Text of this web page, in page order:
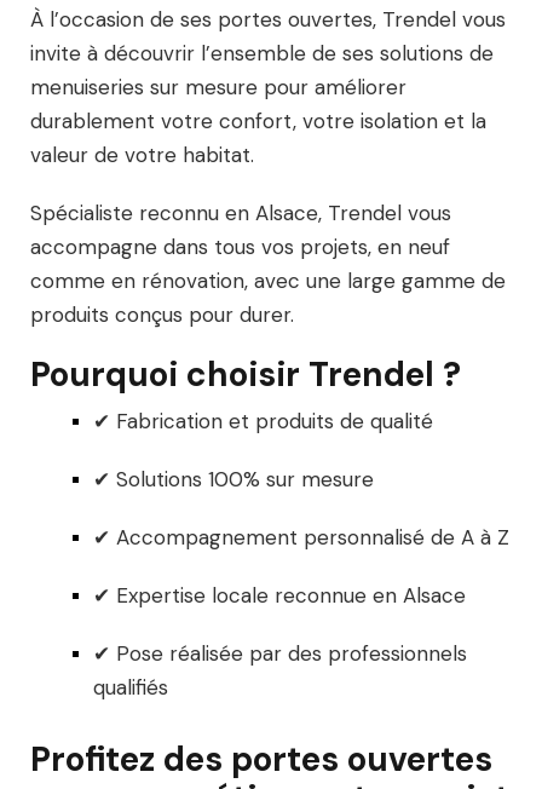
À l’occasion de ses portes ouvertes, Trendel vous
invite à découvrir l’ensemble de ses solutions de
menuiseries sur mesure pour améliorer
durablement votre confort, votre isolation et la
valeur de votre habitat.
Spécialiste reconnu en Alsace, Trendel vous
accompagne dans tous vos projets, en neuf
comme en rénovation, avec une large gamme de
produits conçus pour durer.
Pourquoi choisir Trendel ?
✔ Fabrication et produits de qualité
✔ Solutions 100% sur mesure
✔ Accompagnement personnalisé de A à Z
✔ Expertise locale reconnue en Alsace
✔ Pose réalisée par des professionnels
qualifiés
Profitez des portes ouvertes